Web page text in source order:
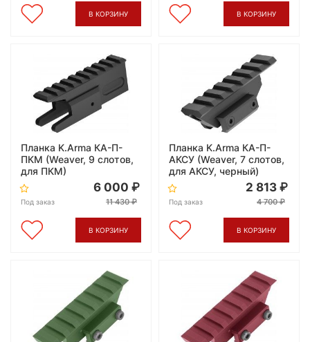
В КОРЗИНУ В КОРЗИНУ
Планка K.Arma КА-П-
ПКМ (Weaver, 9 слотов,
для ПКМ)
Под заказ
6 000
11 430
В КОРЗИНУ
Планка K.Arma КА-П-
АКСУ (Weaver, 7 слотов,
для АКСУ, черный)
Под заказ
2 813
4 700
В КОРЗИНУ